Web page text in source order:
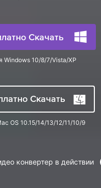
Скачать
Windows 10/8/7/Vista/XP
Скачать
OS 10.15/14/13/12/11/10/9
конвертер в действии